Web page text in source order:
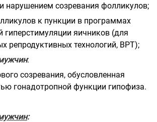
нарушением созревания фолликулов;
к пункции в программах
гиперстимуляции яичников (для
репродуктивных технологий, ВРТ);
:
созревания, обусловленная
гонадотропной функции гипофиза.
: